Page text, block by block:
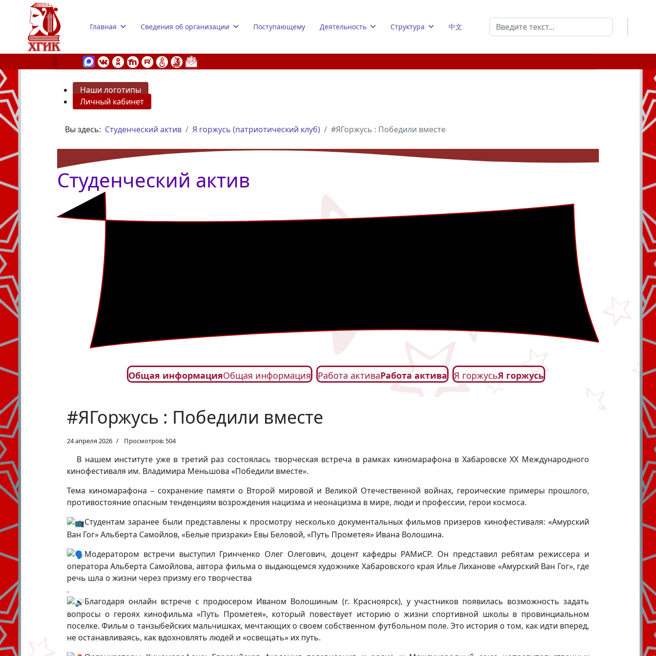
Главная Сведения об организации Поступающему Деятельность Структура 中文
Поиск
Наши логотипы
Личный кабинет
Вы здесь: Студенческий актив Я горжусь (патриотический клуб) #ЯГоржусь : Победили вместе
Студенческий актив
Общая информацияОбщая информация Работа активаРабота актива Я горжусьЯ горжусь
#ЯГоржусь : Победили вместе
24 апреля 2026 Просмотров: 504
В нашем институте уже в третий раз состоялась творческая встреча в рамках киномарафона в Хабаровске XX Международного
кинофестиваля им. Владимира Меньшова «Победили вместе».
Тема киномарафона – сохранение памяти о Второй мировой и Великой Отечественной войнах, героические примеры прошлого,
противостояние опасным тенденциям возрождения нацизма и неонацизма в мире, люди и профессии, герои космоса.
Студентам заранее были представлены к просмотру несколько документальных фильмов призеров кинофестиваля: «Амурский
Ван Гог» Альберта Самойлов, «Белые призраки» Евы Беловой, «Путь Прометея» Ивана Волошина.
Модератором встречи выступил Гринченко Олег Олегович, доцент кафедры РАМиСР. Он представил ребятам режиссера и
оператора Альберта Самойлова, автора фильма о выдающемся художнике Хабаровского края Илье Лиханове «Амурский Ван Гог», где
речь шла о жизни через призму его творчества
.
Благодаря онлайн встрече с продюсером Иваном Волошиным (г. Красноярск), у участников появилась возможность задать
вопросы о героях кинофильма «Путь Прометея», который повествует историю о жизни спортивной школы в провинциальном
поселке. Фильм о танзыбейских мальчишках, мечтающих о своем собственном футбольном поле. Это история о том, как идти вперед,
не останавливаясь, как вдохновлять людей и «освещать» их путь.